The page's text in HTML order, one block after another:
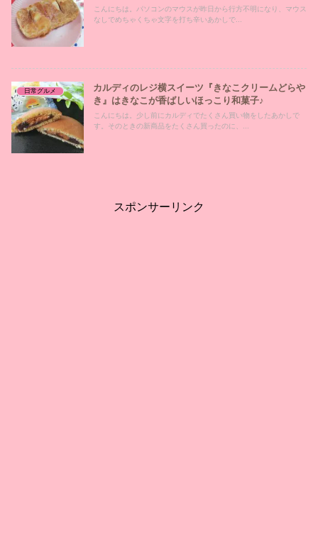
こんにちは。パソコンのマウスが昨日から行方不明になり、マウス
なしでめちゃくちゃ文字を打ち辛いあかしで...
日常グルメ
カルディのレジ横スイーツ『きなこクリームどらや
き』はきなこが香ばしいほっこり和菓子♪
こんにちは。少し前にカルディでたくさん買い物をしたあかしで
す。そのときの新商品をたくさん買ったのに、...
スポンサーリンク